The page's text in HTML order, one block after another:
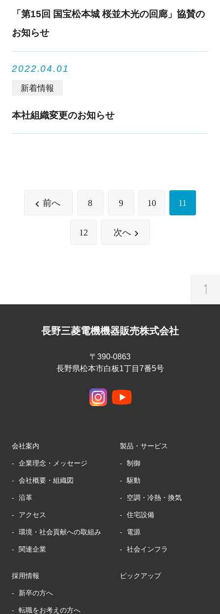
「第15回 国宝松本城 桜並木光の回廊」協賛の
お知らせ
2022.04.01
新着情報
本社組織変更のお知らせ
前へ 8 9 10 11
12 次へ
長野三菱電機機器販売株式会社
〒390-0863
長野県松本市白板1丁目7番5号
会社案内
企業理念・メッセージ
会社概要・組織図
沿革
アクセス
環境・社会貢献への取組み
関連企業
製品・サービス
制御
駆動
空調・冷熱・換気
住宅設備
電源
社会インフラ
採用情報
新卒の方へ
転職をお考えの方へ
ピックアップ